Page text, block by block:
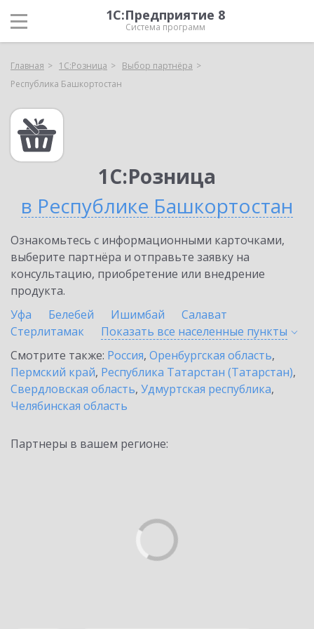
1С:Предприятие 8
Система программ
Главная 1С:Розница
Выбор партнёра
Республика Башкортостан
1С:Розница
в Республике Башкортостан
Ознакомьтесь с информационными карточками,
выберите партнёра и отправьте заявку на
консультацию, приобретение или внедрение
продукта.
Уфа
Белебей Ишимбай
Салават
Стерлитамак
Показать все населенные пункты
Смотрите также: Россия, Оренбургская область,
Пермский край, Республика Татарстан (Татарстан),
Свердловская область, Удмуртская республика,
Челябинская область
Партнеры в вашем регионе: